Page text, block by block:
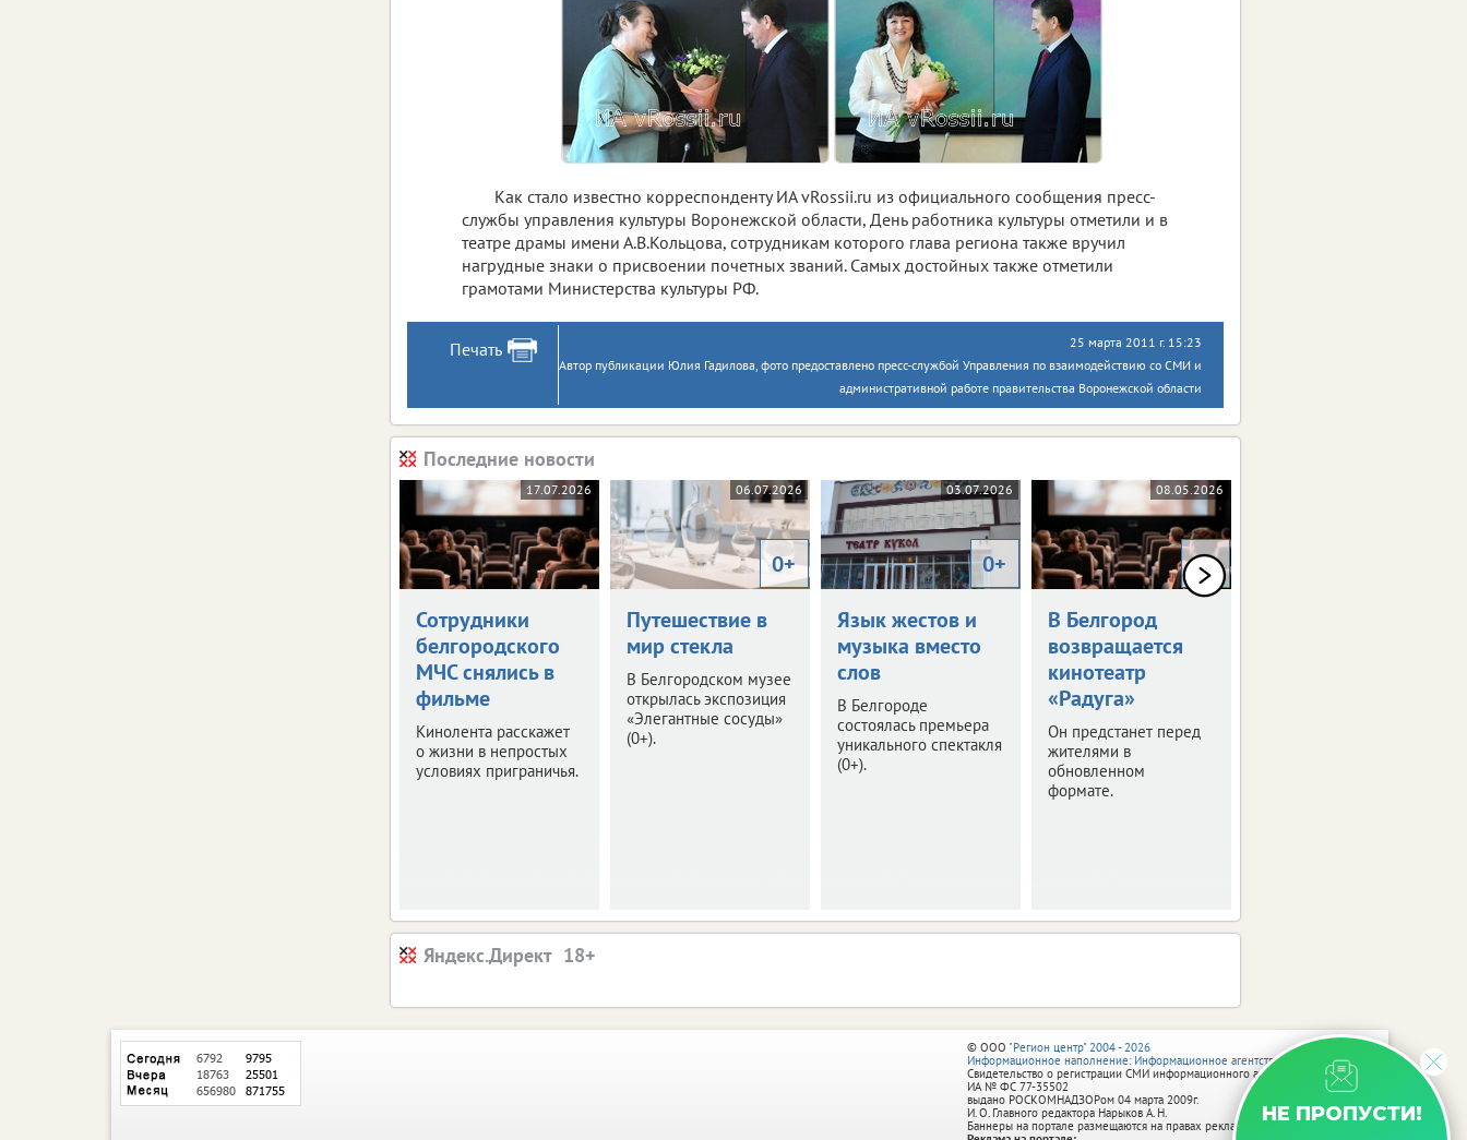
Как стало известно корреспонденту ИА vRossii.ru из официального сообщения пресс-
службы управления культуры Воронежской области, День работника культуры отметили и в
театре драмы имени А.В.Кольцова, сотрудникам которого глава региона также вручил
нагрудные знаки о присвоении почетных званий. Самых достойных также отметили
грамотами Министерства культуры РФ.
Печать
25 марта 2011 г. 15:23
Автор публикации Юлия Гадилова, фото предоставлено пресс-службой Управления по взаимодействию со СМИ и
административной работе правительства Воронежской области
Последние новости
17.07.2026
Сотрудники
белгородского
МЧС снялись в
фильме
Кинолента расскажет
о жизни в непростых
условиях приграничья.
06.07.2026
0+
Путешествие в
мир стекла
В Белгородском музее
открылась экспозиция
«Элегантные сосуды»
(0+).
03.07.2026
0+
Язык жестов и
музыка вместо
слов
В Белгороде
состоялась премьера
уникального спектакля
(0+).
08.05.2026
0+
В Белгород
возвращается
кинотеатр
«Радуга»
Он предстанет перед
жителями в
обновленном
формате.
Яндекс.Директ
НЕ ПРОПУСТИ!
© ООО "Регион центр" 2004 - 2026
Информационное наполнение: Информационное агентство vRossii.ru
Свидетельство о регистрации СМИ информационного агентства vRossii.ru
ИА № ФС 77‑35502
выдано РОСКОМНАДЗОРом 04 марта 2009г.
И. О. Главного редактора Нарыков А. Н.
Баннеры на портале размещаются на правах рекламы.